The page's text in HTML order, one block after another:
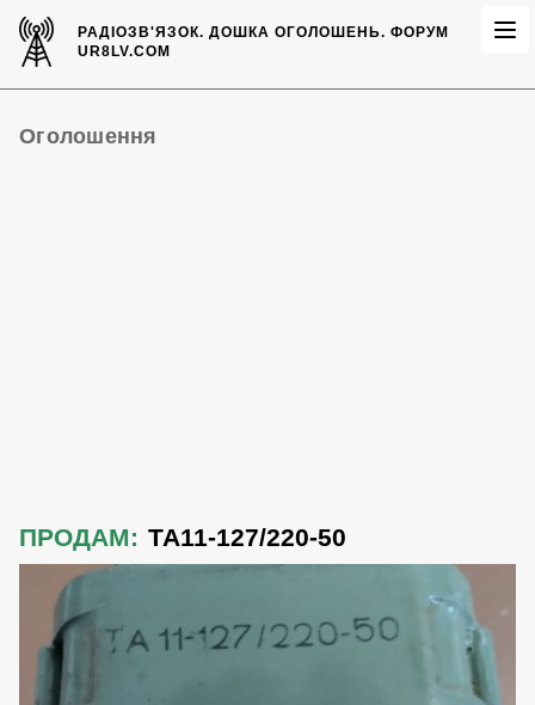
РАДІОЗВ'ЯЗОК.ДОШКА ОГОЛОШЕНЬ. ФОРУМ
UR8LV.COM
Оголошення
ПРОДАМ: ТА11-127/220-50